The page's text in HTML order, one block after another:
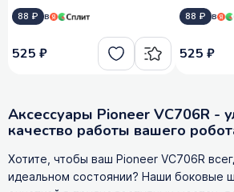
88 ₽ в
525 ₽
88 ₽ в
525 ₽
Аксессуары Pioneer VC706R -
качество работы вашего
Хотите, чтобы ваш Pioneer VC706R
идеальном состоянии? Наши боковые